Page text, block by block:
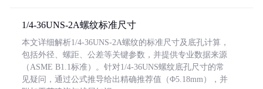
1/4-36UNS-2A螺纹标准尺寸
本文详细解析1/4-36UNS-2A螺纹的标准尺寸及底孔计算，
包括外径、螺距、公差等关键参数，并提供专业数据来源
（ASME B1.1标准）。针对1/4-36UNS螺纹底孔尺寸的常
见疑问，通过公式推导给出精确推荐值（Φ5.18mm），并